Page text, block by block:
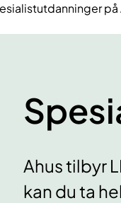
på
Ahus tilbyr
kan du ta